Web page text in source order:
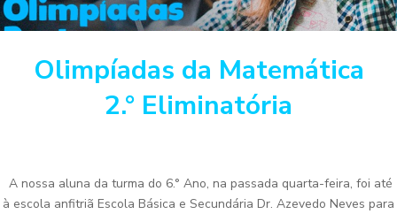
Olimpíadas da Matemática
2.° Eliminatória
A nossa aluna da turma do 6.° Ano, na passada quarta-feira, foi até
à escola anfitriã Escola Básica e Secundária Dr. Azevedo Neves para